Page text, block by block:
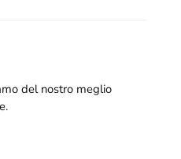
del nostro meglio